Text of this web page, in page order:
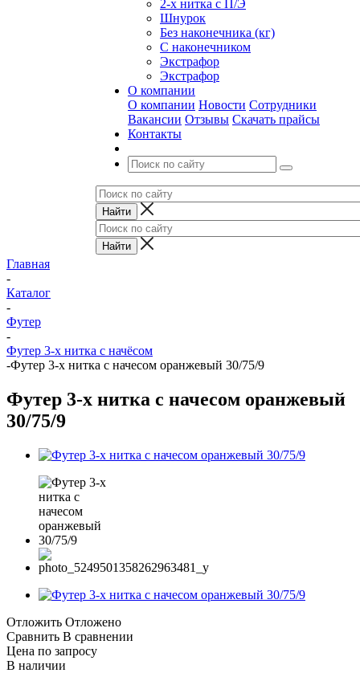
2-х нитка с П/Э
Шнурок
Без наконечника (кг)
С наконечником
Экстрафор
Экстрафор
О компании
О компании Новости Сотрудники
Вакансии Отзывы Скачать прайсы
Контакты
Главная
-
Каталог
-
Футер
-
Футер 3-х нитка с начёсом
-Футер 3-х нитка с начесом оранжевый 30/75/9
Футер 3-х нитка с начесом оранжевый
30/75/9
Отложить Отложено
Сравнить В сравнении
Цена по запросу
В наличии